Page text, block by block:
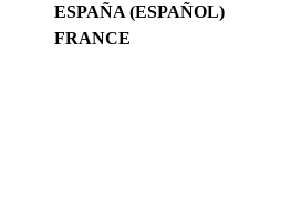
ESPAÑA (ESPAÑOL)
FRANCE